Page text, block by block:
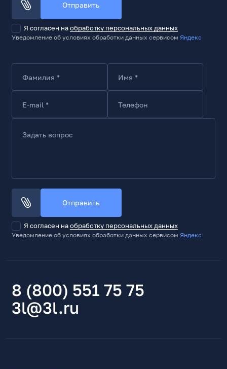
Отправить
Я согласен наобработку персональных данных
Уведомление об условиях обработки данных сервисомЯндекс
Фамилия * Имя *
E-mail * Телефон
Задать вопрос
Отправить
Я согласен наобработку персональных данных
Уведомление об условиях обработки данных сервисомЯндекс
8 (800) 551 75 75
3l@3l.ru